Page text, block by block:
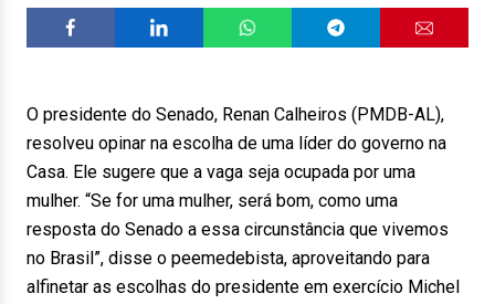
O presidente do Senado, Renan Calheiros (PMDB-AL),
resolveu opinar na escolha de uma líder do governo na
Casa. Ele sugere que a vaga seja ocupada por uma
mulher. “Se for uma mulher, será bom, como uma
resposta do Senado a essa circunstância que vivemos
no Brasil”, disse o peemedebista, aproveitando para
alfinetar as escolhas do presidente em exercício Michel